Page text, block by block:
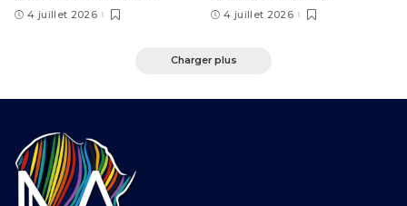
4 juillet 2026 4 juillet 2026
Charger plus